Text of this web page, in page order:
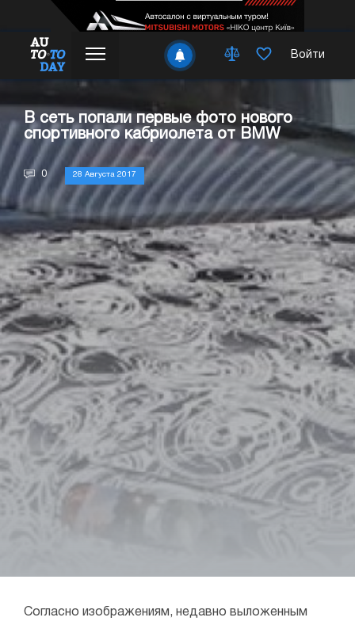
Войти
В сеть попали первые фото нового
спортивного кабриолета от BMW
0 28 Августа 2017
Согласно изображениям, недавно выложенным